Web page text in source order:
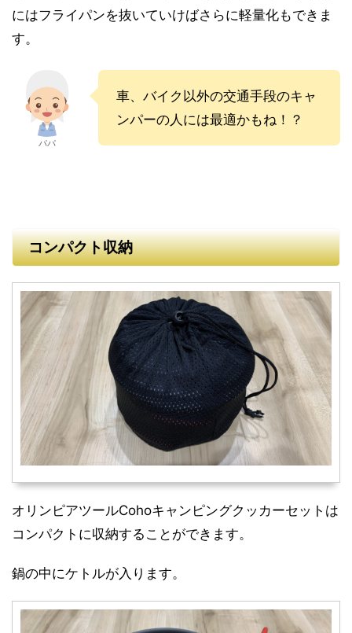
にはフライパンを抜いていけばさらに軽量化もできま
す。
パパ
車、バイク以外の交通手段のキャ
ンパーの人には最適かもね！？
コンパクト収納
オリンピアツールCohoキャンピングクッカーセットは
コンパクトに収納することができます。
鍋の中にケトルが入ります。